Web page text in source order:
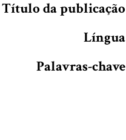
Título da publicação
Língua
Palavras-chave